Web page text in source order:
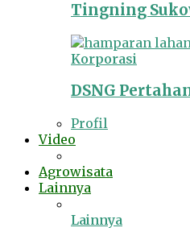
Tingning
Korporasi
DSNG
Profil
Video
Agrowisata
Lainnya
Lainnya